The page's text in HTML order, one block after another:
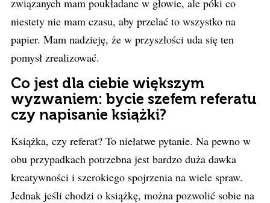
związanych mam poukładane w głowie, ale póki co
niestety nie mam czasu, aby przelać to wszystko na
papier. Mam nadzieję, że w przyszłości uda się ten
pomysł zrealizować.
Co jest dla ciebie większym
wyzwaniem: bycie szefem referatu
czy napisanie książki?
Książka, czy referat? To niełatwe pytanie. Na pewno w
obu przypadkach potrzebna jest bardzo duża dawka
kreatywności i szerokiego spojrzenia na wiele spraw.
Jednak jeśli chodzi o książkę, można pozwolić sobie na